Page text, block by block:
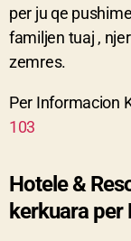
per ju qe
familjen tuaj ,
zemres.
Per Informacion
103
Hotele &
kerkuara per